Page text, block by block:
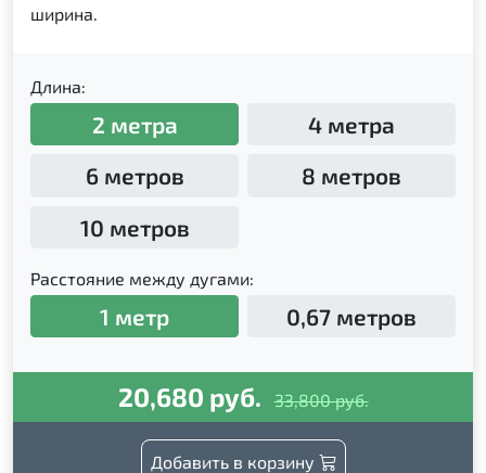
ширина.
Длина:
2 метра
4 метра
6 метров
8 метров
10 метров
Расстояние между дугами:
1 метр 0,67 метров
20,680 руб. 33,800 руб.
Добавить в корзину